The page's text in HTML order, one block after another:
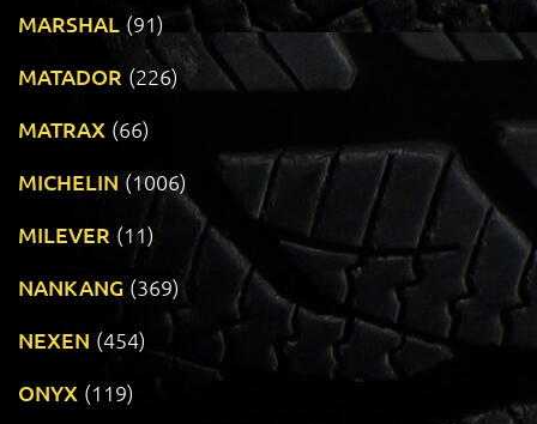
MARSHAL (91)
MATADOR (226)
MATRAX (66)
MICHELIN (1006)
MILEVER (11)
NANKANG (369)
NEXEN (454)
ONYX (119)